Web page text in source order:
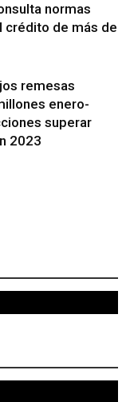
normas
crédito de más de
remesas
enero-
superar
2023